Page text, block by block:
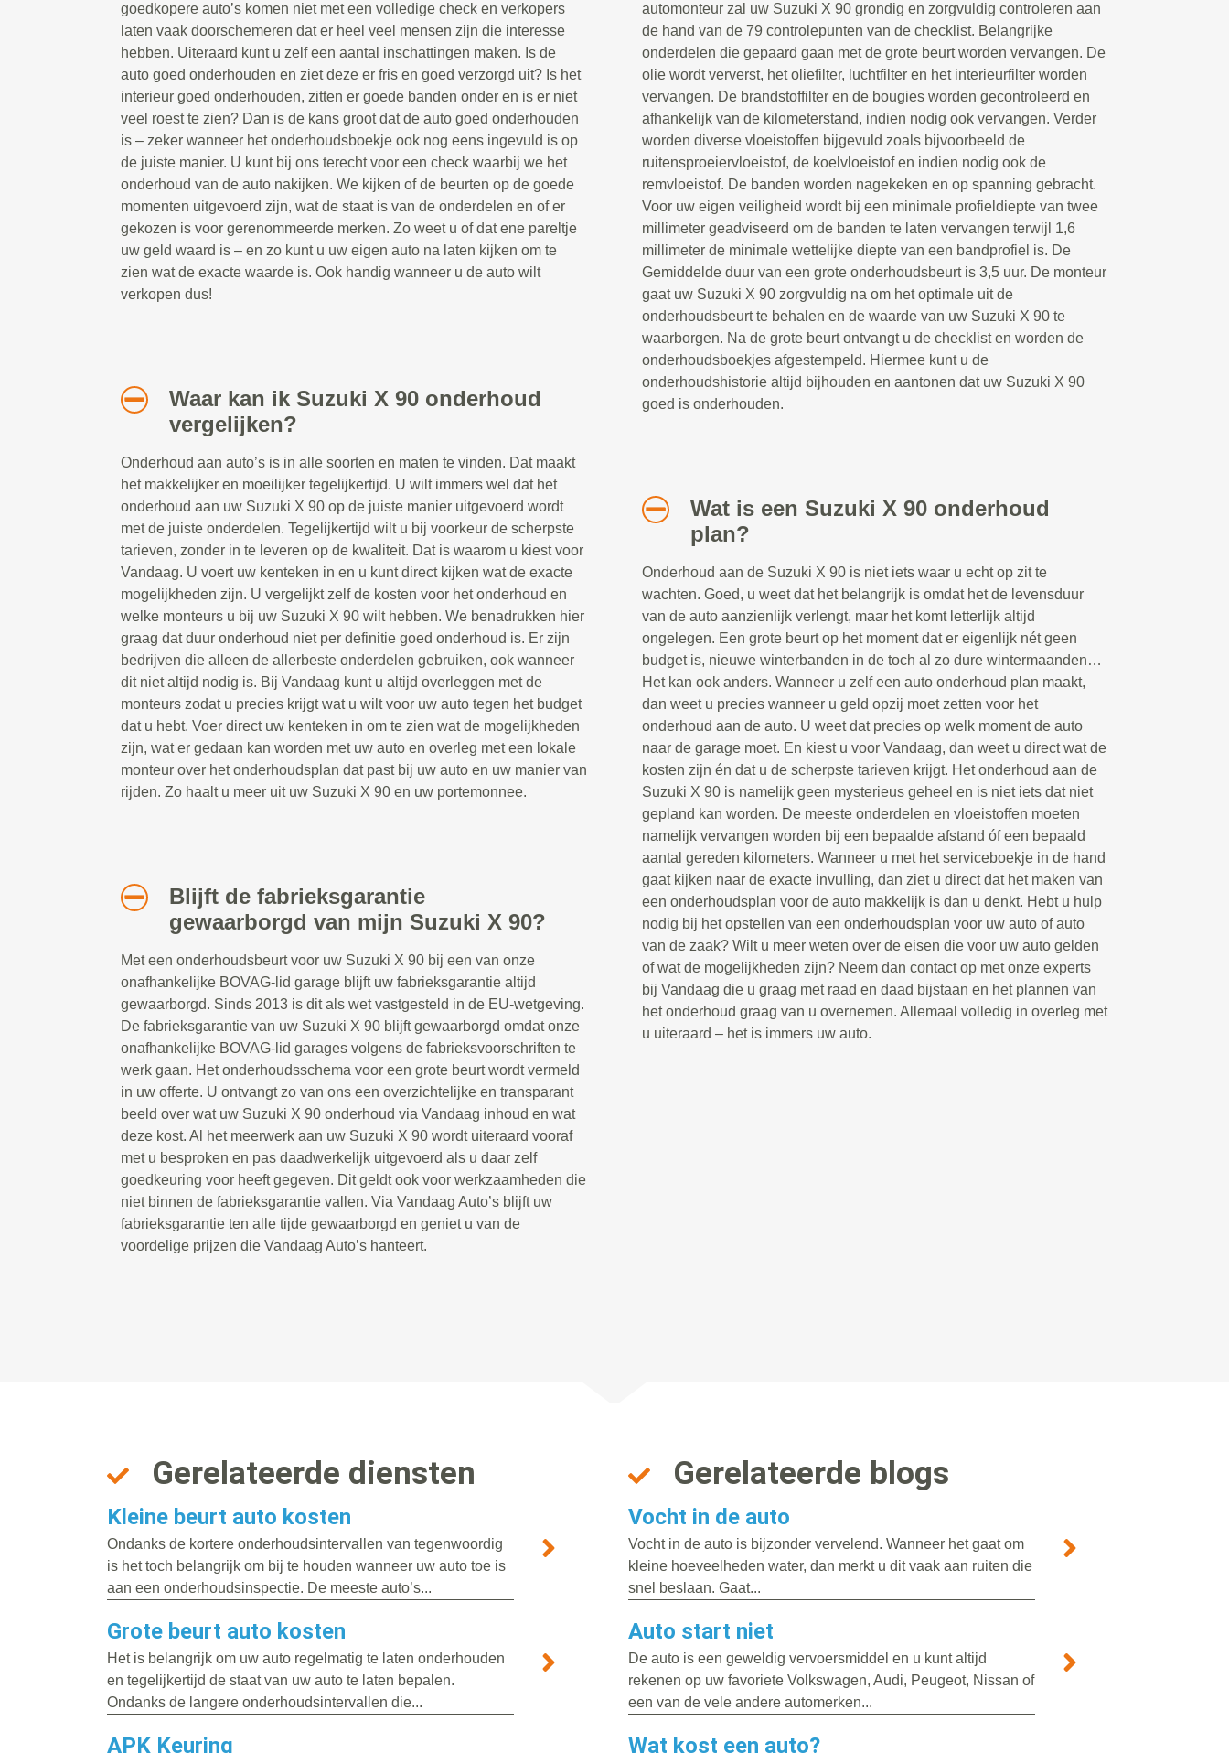
goedkopere auto’s komen niet met een volledige check en verkopers
laten vaak doorschemeren dat er heel veel mensen zijn die interesse
hebben. Uiteraard kunt u zelf een aantal inschattingen maken. Is de
auto goed onderhouden en ziet deze er fris en goed verzorgd uit? Is het
interieur goed onderhouden, zitten er goede banden onder en is er niet
veel roest te zien? Dan is de kans groot dat de auto goed onderhouden
is – zeker wanneer het onderhoudsboekje ook nog eens ingevuld is op
de juiste manier. U kunt bij ons terecht voor een check waarbij we het
onderhoud van de auto nakijken. We kijken of de beurten op de goede
momenten uitgevoerd zijn, wat de staat is van de onderdelen en of er
gekozen is voor gerenommeerde merken. Zo weet u of dat ene pareltje
uw geld waard is – en zo kunt u uw eigen auto na laten kijken om te
zien wat de exacte waarde is. Ook handig wanneer u de auto wilt
verkopen dus!
Waar kan ik Suzuki X 90 onderhoud
vergelijken?
Onderhoud aan auto’s is in alle soorten en maten te vinden. Dat maakt
het makkelijker en moeilijker tegelijkertijd. U wilt immers wel dat het
onderhoud aan uw Suzuki X 90 op de juiste manier uitgevoerd wordt
met de juiste onderdelen. Tegelijkertijd wilt u bij voorkeur de scherpste
tarieven, zonder in te leveren op de kwaliteit. Dat is waarom u kiest voor
Vandaag. U voert uw kenteken in en u kunt direct kijken wat de exacte
mogelijkheden zijn. U vergelijkt zelf de kosten voor het onderhoud en
welke monteurs u bij uw Suzuki X 90 wilt hebben. We benadrukken hier
graag dat duur onderhoud niet per definitie goed onderhoud is. Er zijn
bedrijven die alleen de allerbeste onderdelen gebruiken, ook wanneer
dit niet altijd nodig is. Bij Vandaag kunt u altijd overleggen met de
monteurs zodat u precies krijgt wat u wilt voor uw auto tegen het budget
dat u hebt. Voer direct uw kenteken in om te zien wat de mogelijkheden
zijn, wat er gedaan kan worden met uw auto en overleg met een lokale
monteur over het onderhoudsplan dat past bij uw auto en uw manier van
rijden. Zo haalt u meer uit uw Suzuki X 90 en uw portemonnee.
Blijft de fabrieksgarantie
gewaarborgd van mijn Suzuki X 90?
Met een onderhoudsbeurt voor uw Suzuki X 90 bij een van onze
onafhankelijke BOVAG-lid garage blijft uw fabrieksgarantie altijd
gewaarborgd. Sinds 2013 is dit als wet vastgesteld in de EU-wetgeving.
De fabrieksgarantie van uw Suzuki X 90 blijft gewaarborgd omdat onze
onafhankelijke BOVAG-lid garages volgens de fabrieksvoorschriften te
werk gaan. Het onderhoudsschema voor een grote beurt wordt vermeld
in uw offerte. U ontvangt zo van ons een overzichtelijke en transparant
beeld over wat uw Suzuki X 90 onderhoud via Vandaag inhoud en wat
deze kost. Al het meerwerk aan uw Suzuki X 90 wordt uiteraard vooraf
met u besproken en pas daadwerkelijk uitgevoerd als u daar zelf
goedkeuring voor heeft gegeven. Dit geldt ook voor werkzaamheden die
niet binnen de fabrieksgarantie vallen. Via Vandaag Auto’s blijft uw
fabrieksgarantie ten alle tijde gewaarborgd en geniet u van de
voordelige prijzen die Vandaag Auto’s hanteert.
automonteur zal uw Suzuki X 90 grondig en zorgvuldig controleren aan
de hand van de 79 controlepunten van de checklist. Belangrijke
onderdelen die gepaard gaan met de grote beurt worden vervangen. De
olie wordt ververst, het oliefilter, luchtfilter en het interieurfilter worden
vervangen. De brandstoffilter en de bougies worden gecontroleerd en
afhankelijk van de kilometerstand, indien nodig ook vervangen. Verder
worden diverse vloeistoffen bijgevuld zoals bijvoorbeeld de
ruitensproeiervloeistof, de koelvloeistof en indien nodig ook de
remvloeistof. De banden worden nagekeken en op spanning gebracht.
Voor uw eigen veiligheid wordt bij een minimale profieldiepte van twee
millimeter geadviseerd om de banden te laten vervangen terwijl 1,6
millimeter de minimale wettelijke diepte van een bandprofiel is. De
Gemiddelde duur van een grote onderhoudsbeurt is 3,5 uur. De monteur
gaat uw Suzuki X 90 zorgvuldig na om het optimale uit de
onderhoudsbeurt te behalen en de waarde van uw Suzuki X 90 te
waarborgen. Na de grote beurt ontvangt u de checklist en worden de
onderhoudsboekjes afgestempeld. Hiermee kunt u de
onderhoudshistorie altijd bijhouden en aantonen dat uw Suzuki X 90
goed is onderhouden.
Wat is een Suzuki X 90 onderhoud
plan?
Onderhoud aan de Suzuki X 90 is niet iets waar u echt op zit te
wachten. Goed, u weet dat het belangrijk is omdat het de levensduur
van de auto aanzienlijk verlengt, maar het komt letterlijk altijd
ongelegen. Een grote beurt op het moment dat er eigenlijk nét geen
budget is, nieuwe winterbanden in de toch al zo dure wintermaanden…
Het kan ook anders. Wanneer u zelf een auto onderhoud plan maakt,
dan weet u precies wanneer u geld opzij moet zetten voor het
onderhoud aan de auto. U weet dat precies op welk moment de auto
naar de garage moet. En kiest u voor Vandaag, dan weet u direct wat de
kosten zijn én dat u de scherpste tarieven krijgt. Het onderhoud aan de
Suzuki X 90 is namelijk geen mysterieus geheel en is niet iets dat niet
gepland kan worden. De meeste onderdelen en vloeistoffen moeten
namelijk vervangen worden bij een bepaalde afstand óf een bepaald
aantal gereden kilometers. Wanneer u met het serviceboekje in de hand
gaat kijken naar de exacte invulling, dan ziet u direct dat het maken van
een onderhoudsplan voor de auto makkelijk is dan u denkt. Hebt u hulp
nodig bij het opstellen van een onderhoudsplan voor uw auto of auto
van de zaak? Wilt u meer weten over de eisen die voor uw auto gelden
of wat de mogelijkheden zijn? Neem dan contact op met onze experts
bij Vandaag die u graag met raad en daad bijstaan en het plannen van
het onderhoud graag van u overnemen. Allemaal volledig in overleg met
u uiteraard – het is immers uw auto.
Gerelateerde diensten
Kleine beurt auto kosten
Ondanks de kortere onderhoudsintervallen van tegenwoordig
is het toch belangrijk om bij te houden wanneer uw auto toe is
aan een onderhoudsinspectie. De meeste auto’s...
Grote beurt auto kosten
Het is belangrijk om uw auto regelmatig te laten onderhouden
en tegelijkertijd de staat van uw auto te laten bepalen.
Ondanks de langere onderhoudsintervallen die...
APK Keuring
Gerelateerde blogs
Vocht in de auto
Vocht in de auto is bijzonder vervelend. Wanneer het gaat om
kleine hoeveelheden water, dan merkt u dit vaak aan ruiten die
snel beslaan. Gaat...
Auto start niet
De auto is een geweldig vervoersmiddel en u kunt altijd
rekenen op uw favoriete Volkswagen, Audi, Peugeot, Nissan of
een van de vele andere automerken...
Wat kost een auto?